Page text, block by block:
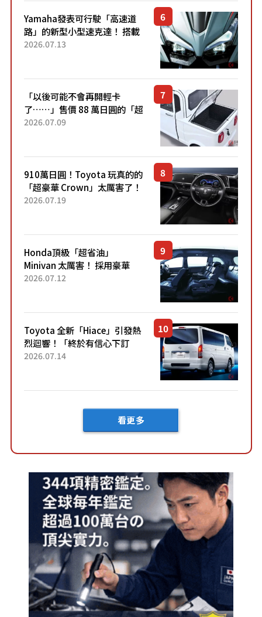
Yamaha發表可行駛「高速道
路」的新型小型速克達！ 搭載
能享受超強勁「渦輪感」的動
2026.07.13
「以後可能不會再開輕卡
了……」售價 88 萬日圓的「超
迷你輕型貨車」引發兩極評
了！...
2026.07.09
910萬日圓！Toyota 玩真的的
「超豪華 Crown」太厲害了！
採用由「匠人技藝」打造的
2026.07.19
Honda頂級「超省油」
Minivan 太厲害！ 採用豪華
「真皮座椅」與專屬「黑色內
「三...
2026.07.12
Toyota 全新「Hiace」引發熱
烈迴響！「終於有信心下訂
了！」「哪個等級交車最
車？...
2026.07.14
看更多